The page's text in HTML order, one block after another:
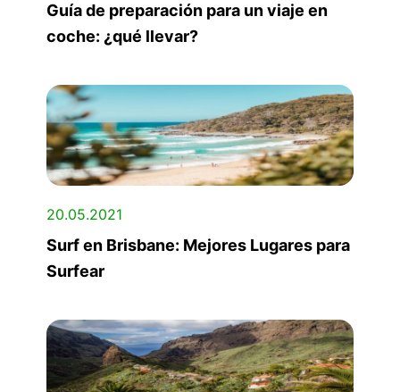
Guía de preparación para un viaje en
coche: ¿qué llevar?
20.05.2021
Surf en Brisbane: Mejores Lugares para
Surfear